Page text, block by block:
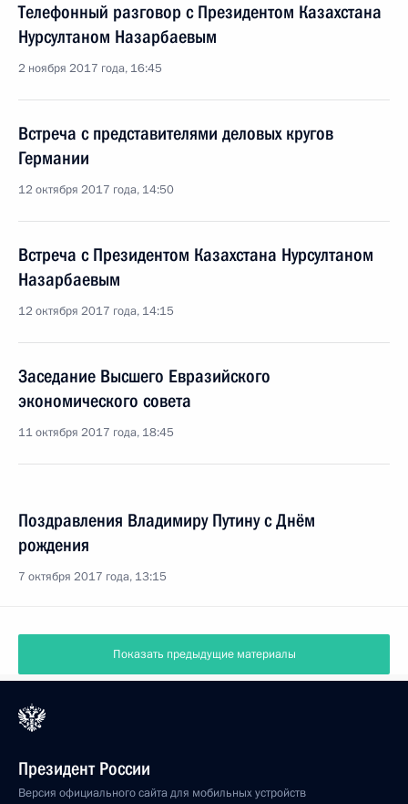
Телефонный разговор с Президентом Казахстана
Нурсултаном Назарбаевым
2 ноября 2017 года, 16:45
Встреча с представителями деловых кругов
Германии
12 октября 2017 года, 14:50
Встреча с Президентом Казахстана Нурсултаном
Назарбаевым
12 октября 2017 года, 14:15
Заседание Высшего Евразийского
экономического совета
11 октября 2017 года, 18:45
Поздравления Владимиру Путину с Днём
рождения
7 октября 2017 года, 13:15
Показать предыдущие материалы
Президент России
Версия официального сайта для мобильных устройств